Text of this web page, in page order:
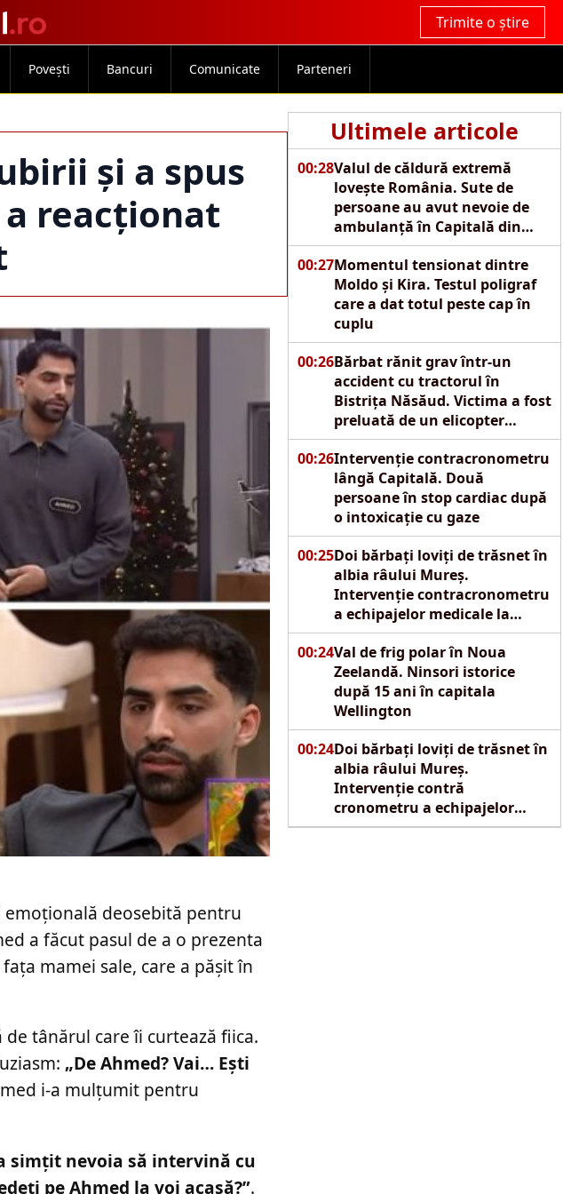
Trimite o știre
Povești Bancuri Comunicate Parteneri
și a spus
reacționat
Ultimele articole
00:28Valul de căldură extremă
lovește România. Sute de
persoane au avut nevoie de
ambulanță în Capitală din
cauza caniculei
00:27Momentul tensionat dintre
Moldo și Kira. Testul poligraf
care a dat totul peste cap în
cuplu
00:26Bărbat rănit grav într-un
accident cu tractorul în
Bistrița Năsăud. Victima a fost
preluată de un elicopter
SMURD
00:26Intervenție contracronometru
lângă Capitală. Două
persoane în stop cardiac după
o intoxicație cu gaze
00:25Doi bărbați loviți de trăsnet în
albia râului Mureș.
Intervenție contracronometru
a echipajelor medicale la
Reghin
00:24Val de frig polar în Noua
Zeelandă. Ninsori istorice
după 15 ani în capitala
Wellington
00:24Doi bărbați loviți de trăsnet în
albia râului Mureș.
Intervenție contră
cronometru a echipajelor
SMURD la Reghin
emoțională deosebită pentru
a făcut pasul de a o prezenta
mamei sale, care a pășit în
tânărul care îi curtează fiica.
„De Ahmed? Vai… Ești
i-a mulțumit pentru
simțit nevoia să intervină cu
pe Ahmed la voi acasă?”.